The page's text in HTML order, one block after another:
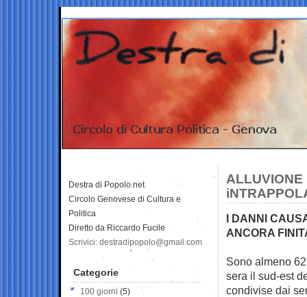
ALLUVIONE
I DANNI
ANCORA
Sono almeno
sera il sud-est
condivise dai
Destra di Popolo.net
Circolo Genovese di Cultura e
Politica
Diretto da Riccardo Fucile
Scrivici: destradipopolo@gmail.com
Categorie
100 giorni (5)